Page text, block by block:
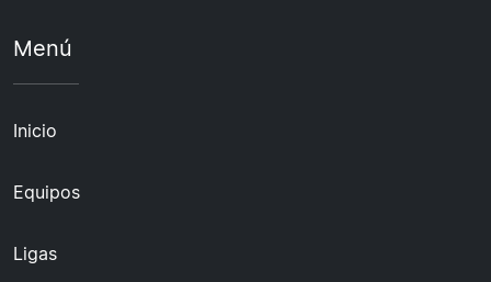
Menú
Inicio
Equipos
Ligas